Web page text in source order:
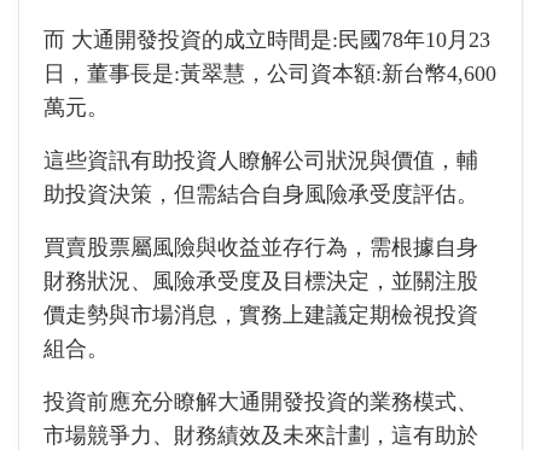
而 大通開發投資的成立時間是:民國78年10月23
日，董事長是:黃翠慧，公司資本額:新台幣4,600
萬元。
這些資訊有助投資人瞭解公司狀況與價值，輔
助投資決策，但需結合自身風險承受度評估。
買賣股票屬風險與收益並存行為，需根據自身
財務狀況、風險承受度及目標決定，並關注股
價走勢與市場消息，實務上建議定期檢視投資
組合。
投資前應充分瞭解大通開發投資的業務模式、
市場競爭力、財務績效及未來計劃，這有助於